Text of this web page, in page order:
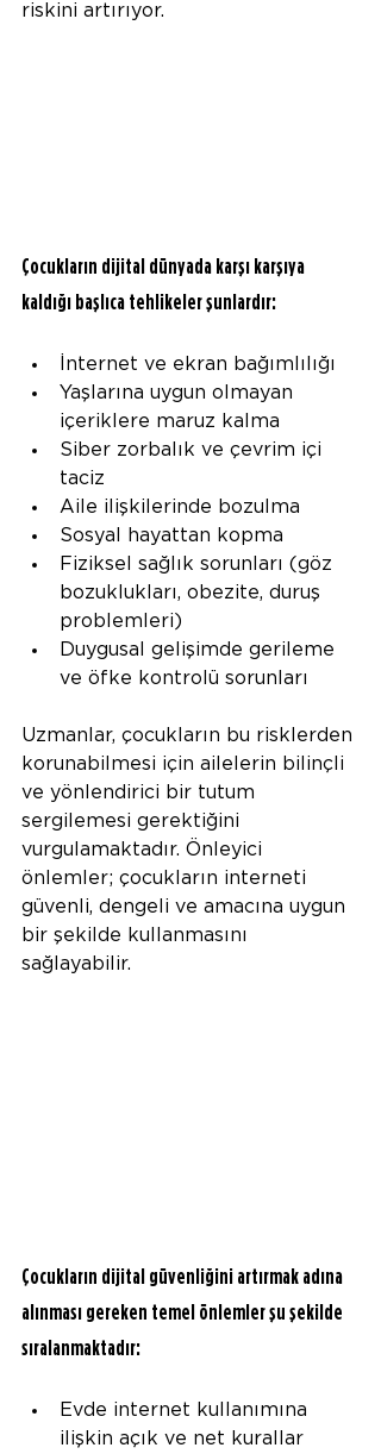
riskini artırıyor.
Çocukların dijital dünyada karşı karşıya
kaldığı başlıca tehlikeler şunlardır:
İnternet ve ekran bağımlılığı
Yaşlarına uygun olmayan
içeriklere maruz kalma
Siber zorbalık ve çevrim içi
taciz
Aile ilişkilerinde bozulma
Sosyal hayattan kopma
Fiziksel sağlık sorunları (göz
bozuklukları, obezite, duruş
problemleri)
Duygusal gelişimde gerileme
ve öfke kontrolü sorunları
Uzmanlar, çocukların bu risklerden
korunabilmesi için ailelerin bilinçli
ve yönlendirici bir tutum
sergilemesi gerektiğini
vurgulamaktadır. Önleyici
önlemler; çocukların interneti
güvenli, dengeli ve amacına uygun
bir şekilde kullanmasını
sağlayabilir.
Çocukların dijital güvenliğini artırmak adına
alınması gereken temel önlemler şu şekilde
sıralanmaktadır:
Evde internet kullanımına
ilişkin açık ve net kurallar